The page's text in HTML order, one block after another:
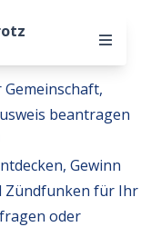
beantragen
Gewinn
Zündfunken für Ihr
oder